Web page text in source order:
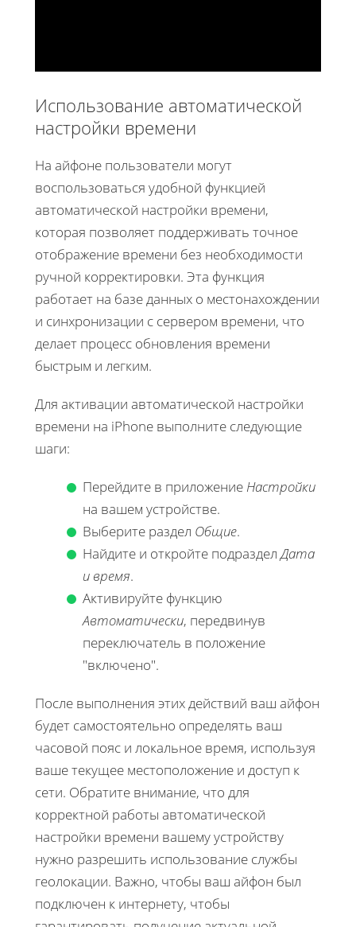
Использование автоматической
настройки времени
На айфоне пользователи могут
воспользоваться удобной функцией
автоматической настройки времени,
которая позволяет поддерживать точное
отображение времени без необходимости
ручной корректировки. Эта функция
работает на базе данных о местонахождении
и синхронизации с сервером времени, что
делает процесс обновления времени
быстрым и легким.
Для активации автоматической настройки
времени на iPhone выполните следующие
шаги:
Перейдите в приложение Настройки
на вашем устройстве.
Выберите раздел Общие.
Найдите и откройте подразделДата
и время.
Активируйте функцию
Автоматически, передвинув
переключатель в положение
"включено".
После выполнения этих действий ваш айфон
будет самостоятельно определять ваш
часовой пояс и локальное время, используя
ваше текущее местоположение и доступ к
сети. Обратите внимание, что для
корректной работы автоматической
настройки времени вашему устройству
нужно разрешить использование службы
геолокации. Важно, чтобы ваш айфон был
подключен к интернету, чтобы